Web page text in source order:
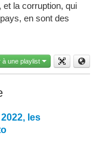
et la corruption, qui
en sont des
à une playlist
les